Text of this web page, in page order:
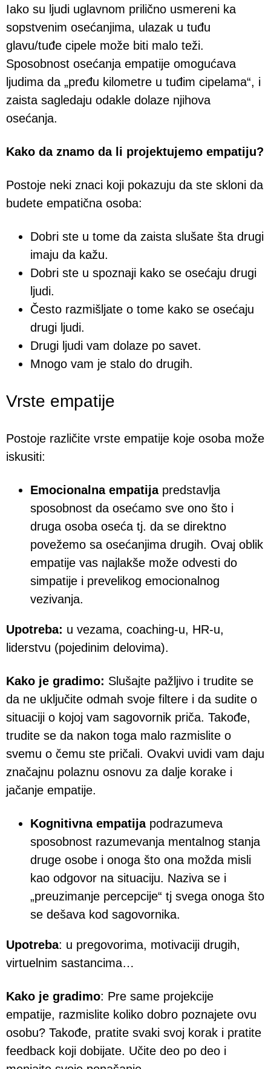
Iako su ljudi uglavnom prilično usmereni ka
sopstvenim osećanjima, ulazak u tuđu
glavu/tuđe cipele može biti malo teži.
Sposobnost osećanja empatije omogućava
ljudima da „pređu kilometre u tuđim cipelama“, i
zaista sagledaju odakle dolaze njihova
osećanja.
Kako da znamo da li projektujemo empatiju?
Postoje neki znaci koji pokazuju da ste skloni da
budete empatična osoba:
Dobri ste u tome da zaista slušate šta drugi
imaju da kažu.
Dobri ste u spoznaji kako se osećaju drugi
ljudi.
Često razmišljate o tome kako se osećaju
drugi ljudi.
Drugi ljudi vam dolaze po savet.
Mnogo vam je stalo do drugih.
Vrste empatije
Postoje različite vrste empatije koje osoba može
iskusiti:
Emocionalna empatijapredstavlja
sposobnost da osećamo sve ono što i
druga osoba oseća tj. da se direktno
povežemo sa osećanjima drugih. Ovaj oblik
empatije vas najlakše može odvesti do
simpatije i prevelikog emocionalnog
vezivanja.
Upotreba: u vezama, coaching-u, HR-u,
liderstvu (pojedinim delovima).
Kako je gradimo: Slušajte pažljivo i trudite se
da ne uključite odmah svoje filtere i da sudite o
situaciji o kojoj vam sagovornik priča. Takođe,
trudite se da nakon toga malo razmislite o
svemu o čemu ste pričali. Ovakvi uvidi vam daju
značajnu polaznu osnovu za dalje korake i
jačanje empatije.
Kognitivna empatijapodrazumeva
sposobnost razumevanja mentalnog stanja
druge osobe i onoga što ona možda misli
kao odgovor na situaciju. Naziva se i
„preuzimanje percepcije“ tj svega onoga što
se dešava kod sagovornika.
Upotreba: u pregovorima, motivaciji drugih,
virtuelnim sastancima…
Kako je gradimo: Pre same projekcije
empatije, razmislite koliko dobro poznajete ovu
osobu? Takođe, pratite svaki svoj korak i pratite
feedback koji dobijate. Učite deo po deo i